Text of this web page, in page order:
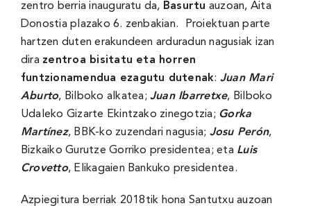
zentro berria inauguratu da, Basurtu auzoan, Aita
Donostia plazako 6. zenbakian.
Proiektuan parte
hartzen duten erakundeen arduradun nagusiak izan
dira zentroa bisitatu eta horren
funtzionamendua ezagutu dutenak: Juan Mari
Aburto, Bilboko alkatea; Juan Ibarretxe, Bilboko
Udaleko Gizarte Ekintzako zinegotzia; Gorka
Martínez, BBK-ko zuzendari nagusia; Josu Perón,
Bizkaiko Gurutze Gorriko presidentea; eta Luis
Crovetto, Elikagaien Bankuko presidentea.
Azpiegitura berriak 2018tik hona Santutxu auzoan